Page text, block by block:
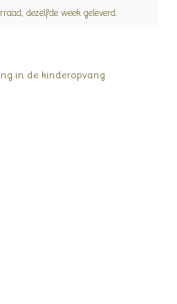
dezelfde week geleverd.
in de kinderopvang